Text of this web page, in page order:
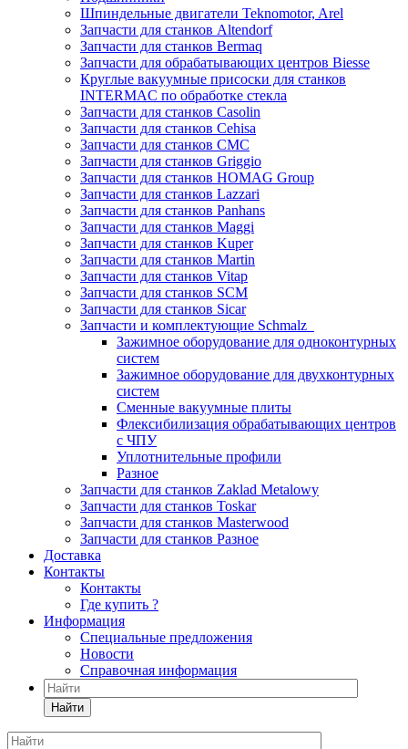
Шпиндельные двигатели Teknomotor, Arel
Запчасти для станков Altendorf
Запчасти для станков Bermaq
Запчасти для обрабатывающих центров Biesse
Круглые вакуумные присоски для станков
INTERMAC по обработке стекла
Запчасти для станков Casolin
Запчасти для станков Cehisa
Запчасти для станков CMC
Запчасти для станков Griggio
Запчасти для станков HOMAG Group
Запчасти для станков Lazzari
Запчасти для станков Panhans
Запчасти для станков Maggi
Запчасти для станков Kuper
Запчасти для станков Martin
Запчасти для станков Vitap
Запчасти для станков SCM
Запчасти для станков Sicar
Запчасти и комплектующие Schmalz
Зажимное оборудование для одноконтурных
систем
Зажимное оборудование для двухконтурных
систем
Сменные вакуумные плиты
Флексибилизация обрабатывающих центров
с ЧПУ
Уплотнительные профили
Разное
Запчасти для станков Zaklad Metalowy
Запчасти для станков Toskar
Запчасти для станков Masterwood
Запчасти для станков Разное
Доставка
Контакты
Контакты
Где купить ?
Информация
Специальные предложения
Новости
Справочная информация
Найти